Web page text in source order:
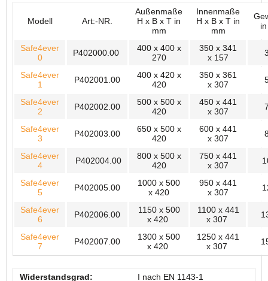
Modell Art:-NR.
Außenmaße
H x B x T in
mm
Innenmaße
H x B x T in
mm
Safe4ever
0
P402000.00
400 x 400 x
270
350 x 341
x 157
Safe4ever
1
P402001.00
400 x 420 x
420
350 x 361
x 307
Safe4ever
2
P402002.00
500 x 500 x
420
450 x 441
x 307
Safe4ever
3
P402003.00
650 x 500 x
420
600 x 441
x 307
Safe4ever
4
P402004.00
800 x 500 x
420
750 x 441
x 307
Safe4ever
5
P402005.00
1000 x 500
x 420
950 x 441
x 307
Safe4ever
6
P402006.00
1150 x 500
x 420
1100 x 441
x 307
Safe4ever
7
P402007.00
1300 x 500
x 420
1250 x 441
x 307
Widerstandsgrad:
I nach EN 1143-1